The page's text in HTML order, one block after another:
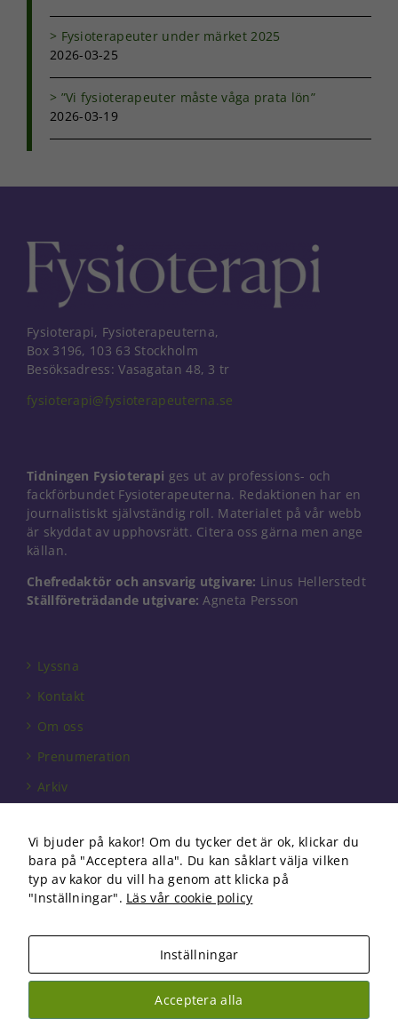
Fysioterapeuter under märket 2025
2026-03-25
”Vi fysioterapeuter måste våga prata lön”
2026-03-19
Fysioterapi, Fysioterapeuterna,
Box 3196, 103 63 Stockholm
Besöksadress: Vasagatan 48, 3 tr
fysioterapi@fysioterapeuterna.se
Tidningen Fysioterapi ges ut av professions- och
fackförbundet Fysioterapeuterna. Redaktionen har en
journalistiskt självständig roll. Materialet på vår webb
är skyddat av upphovsrätt. Citera oss gärna men ange
källan.
Chefredaktör och ansvarig utgivare: Linus Hellerstedt
Ställföreträdande utgivare: Agneta Persson
Lyssna
Kontakt
Om oss
Prenumeration
Arkiv
Förbundet
Om cookies
Copyright 2026 Fysioterapi | All Rights Reserved
Facebook
Instagram
Vi bjuder på kakor! Om du tycker det är ok, klickar du
bara på "Acceptera alla". Du kan såklart välja vilken
typ av kakor du vill ha genom att klicka på
"Inställningar". Läs vår cookie policy
Inställningar
Acceptera alla